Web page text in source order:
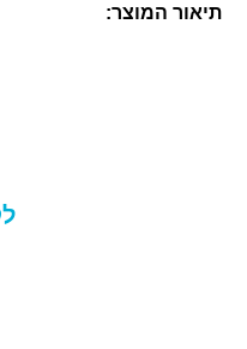
תיאור המוצר: